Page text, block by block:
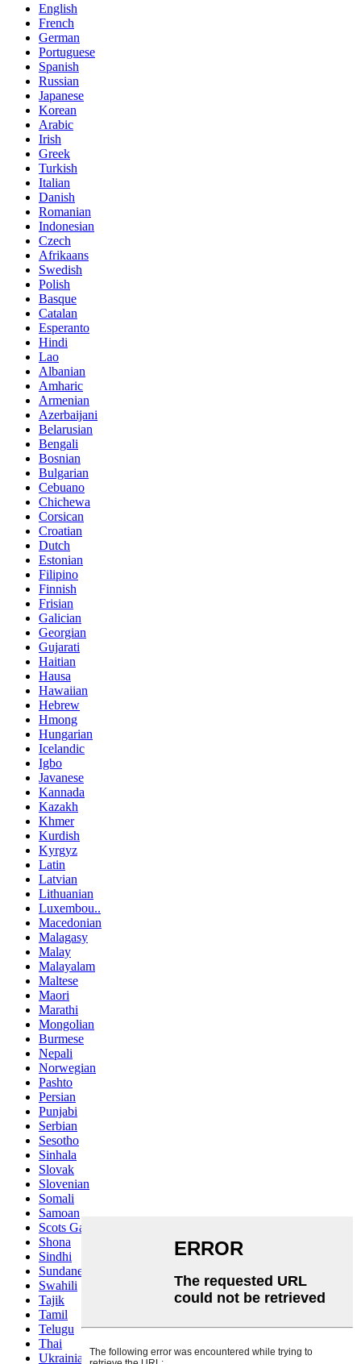
English
French
German
Portuguese
Spanish
Russian
Japanese
Korean
Arabic
Irish
Greek
Turkish
Italian
Danish
Romanian
Indonesian
Czech
Afrikaans
Swedish
Polish
Basque
Catalan
Esperanto
Hindi
Lao
Albanian
Amharic
Armenian
Azerbaijani
Belarusian
Bengali
Bosnian
Bulgarian
Cebuano
Chichewa
Corsican
Croatian
Dutch
Estonian
Filipino
Finnish
Frisian
Galician
Georgian
Gujarati
Haitian
Hausa
Hawaiian
Hebrew
Hmong
Hungarian
Icelandic
Igbo
Javanese
Kannada
Kazakh
Khmer
Kurdish
Kyrgyz
Latin
Latvian
Lithuanian
Luxembou..
Macedonian
Malagasy
Malay
Malayalam
Maltese
Maori
Marathi
Mongolian
Burmese
Nepali
Norwegian
Pashto
Persian
Punjabi
Serbian
Sesotho
Sinhala
Slovak
Slovenian
Somali
Samoan
Scots Gaelic
Shona
Sindhi
Sundanese
Swahili
Tajik
Tamil
Telugu
Thai
Ukrainian